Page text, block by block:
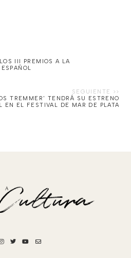
III PREMIOS A LA
TREMMER' TENDRÁ SU ESTRENO
EN EL FESTIVAL DE MAR DE PLATA